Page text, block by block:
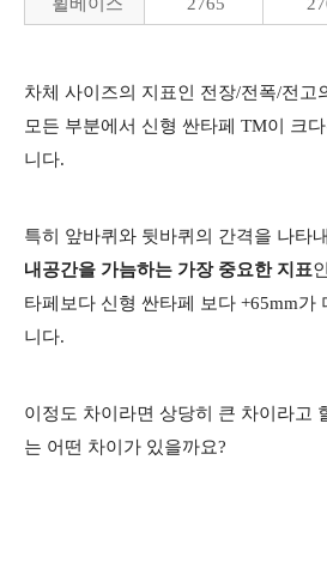
차체 사이즈의 지표인 전장/전폭/전고
모든 부분에서 신형 싼타페 TM이 크
니다.
특히 앞바퀴와 뒷바퀴의 간격을 나타
내공간을 가늠하는 가장 중요한 지표
타페보다 신형 싼타페 보다 +65mm가
니다.
이정도 차이라면 상당히 큰 차이라고
는 어떤 차이가 있을까요?